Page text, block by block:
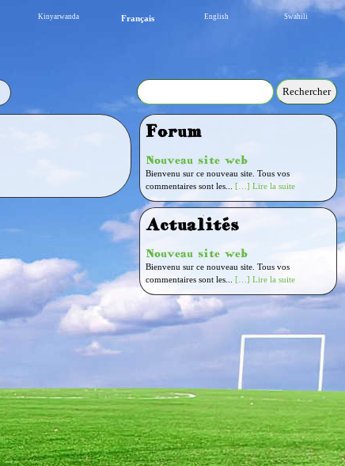
Kinyarwanda Français English Swahili
Forum
Nouveau site web
Bienvenu sur ce nouveau site. Tous vos
commentaires sont les... […] Lire la suite
Actualités
Nouveau site web
Bienvenu sur ce nouveau site. Tous vos
commentaires sont les... […] Lire la suite